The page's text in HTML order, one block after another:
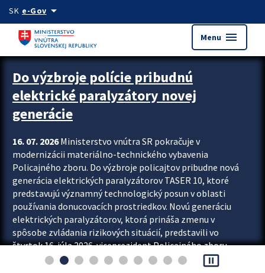
Preskocit na hlavný obsah
SK e-Govarrow_drop_down
Menu menu
Zastavit automatický posun upútavok
Do výzbroje polície pribudnú
elektrické paralyzátory novej
generácie
16. 07. 2026Ministerstvo vnútra SR pokračuje v
modernizácii materiálno-technického vybavenia
Policajného zboru. Do výzbroje policajtov pribudne nová
generácia elektrických paralyzátorov TASER 10, ktoré
predstavujú významný technologický posun v oblasti
používania donucovacích prostriedkov. Novú generáciu
elektrických paralyzátorov, ktorá prináša zmenu v
spôsobe zvládania rizikových situácií, predstavili vo
štvrtok 16. júla 2026 viceprezident Policajného zboru
Rastislav Polakovič a riaditeľ odboru výcviku...
pause_presentation